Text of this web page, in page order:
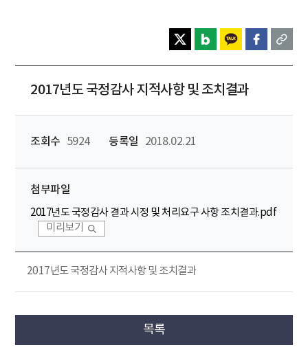
2017년도 국정감사 지적사항 및 조치결과
조회수 5924 등록일 2018.02.21
첨부파일
2017년도 국정감사 결과 시정 및 처리요구 사항 조치결과.pdf
미리보기
2017년도 국정감사 지적사항 및 조치결과
목록